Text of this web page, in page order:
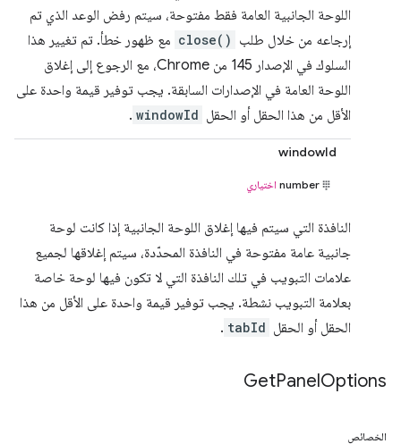
اللوحة الجانبية العامة فقط مفتوحة، سيتم رفض الوعد الذي تم
إرجاعه من خلال طلب close() مع ظهور خطأ. تم تغيير هذا
السلوك في الإصدار 145 من Chrome، مع الرجوع إلى إغلاق
اللوحة العامة في الإصدارات السابقة. يجب توفير قيمة واحدة على
الأقل من هذا الحقل أو الحقل windowId
.
windowId
number اختياري
النافذة التي سيتم فيها إغلاق اللوحة الجانبية إذا كانت لوحة
جانبية عامة مفتوحة في النافذة المحدّدة، سيتم إغلاقها لجميع
علامات التبويب في تلك النافذة التي لا تكون فيها لوحة خاصة
بعلامة التبويب نشطة. يجب توفير قيمة واحدة على الأقل من هذا
الحقل أو الحقل tabId
.
GetPanelOptions
الخصائص